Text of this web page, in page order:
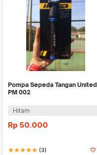
Pompa Sepeda Tangan United
PM 002
Hitam
Rp 50.000
starstarstarstarstar (3)